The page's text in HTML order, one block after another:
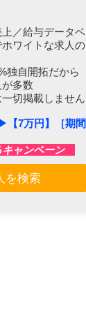
上／給与データベ
ワイトな求人の
独自開拓だから
多数
切掲載しません
7万円】［期間
ャンペーン
を検索